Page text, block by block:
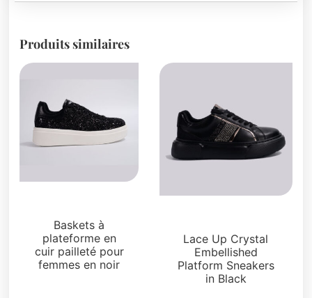
Produits similaires
Baskets à
plateforme en
cuir pailleté pour
femmes en noir
Lace Up Crystal
Embellished
Platform Sneakers
in Black